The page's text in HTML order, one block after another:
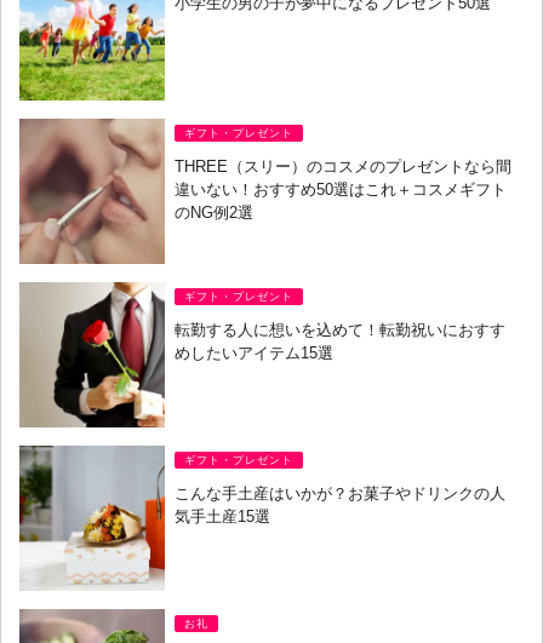
ギフト・プレゼント
THREE（スリー）のコスメのプレゼントなら間
違いない！おすすめ50選はこれ＋コスメギフト
のNG例2選
ギフト・プレゼント
転勤する人に想いを込めて！転勤祝いにおすす
めしたいアイテム15選
ギフト・プレゼント
こんな手土産はいかが？お菓子やドリンクの人
気手土産15選
お礼